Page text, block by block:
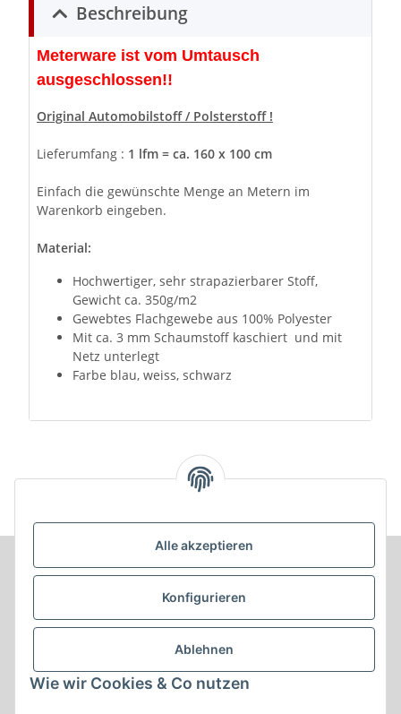
Alle akzeptieren
Konfigurieren
Ablehnen
Wie wir Cookies & Co nutzen
Beschreibung
Meterware ist vom Umtausch
ausgeschlossen!!
Original Automobilstoff / Polsterstoff !
Lieferumfang : 1 lfm = ca. 160 x 100 cm
Einfach die gewünschte Menge an Metern im
Warenkorb eingeben.
Material:
Hochwertiger, sehr strapazierbarer Stoff,
Gewicht ca. 350g/m2
Gewebtes Flachgewebe aus 100% Polyester
Mit ca. 3 mm Schaumstoff kaschiert und mit
Netz unterlegt
Farbe blau, weiss, schwarz
Informationen
Produkt Informationen
Shop Informationen